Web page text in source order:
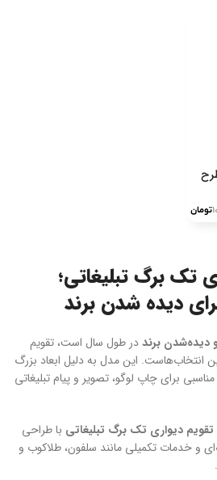
۱۴۰۵ طرح
تومان
تک برگ تبلیغاتی؛
دیده شدن برند
و دیده‌شدن برنددر طول سال است، تقویم
انتخاب‌هاست. این مدل به دلیل ابعاد بزرگ
برای چاپ لوگو، تصویر و پیام تبلیغاتی
دیواری تک برگ تبلیغاتی با طراحی
و خدمات تکمیلی مانند سلفون، طلاکوب و